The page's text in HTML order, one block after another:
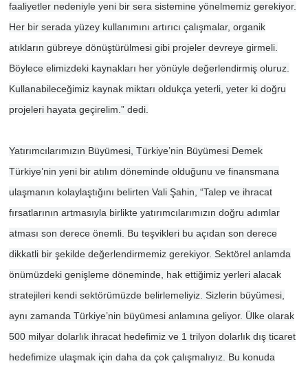
faaliyetler nedeniyle yeni bir sera sistemine yönelmemiz gerekiyor.
Her bir serada yüzey kullanımını artırıcı çalışmalar, organik
atıkların gübreye dönüştürülmesi gibi projeler devreye girmeli.
Böylece elimizdeki kaynakları her yönüyle değerlendirmiş oluruz.
Kullanabileceğimiz kaynak miktarı oldukça yeterli, yeter ki doğru
projeleri hayata geçirelim.” dedi.
Yatırımcılarımızın Büyümesi, Türkiye’nin Büyümesi Demek
Türkiye’nin yeni bir atılım döneminde olduğunu ve finansmana
ulaşmanın kolaylaştığını belirten Vali Şahin, “Talep ve ihracat
fırsatlarının artmasıyla birlikte yatırımcılarımızın doğru adımlar
atması son derece önemli. Bu teşvikleri bu açıdan son derece
dikkatli bir şekilde değerlendirmemiz gerekiyor. Sektörel anlamda
önümüzdeki genişleme döneminde, hak ettiğimiz yerleri alacak
stratejileri kendi sektörümüzde belirlemeliyiz. Sizlerin büyümesi,
aynı zamanda Türkiye’nin büyümesi anlamına geliyor. Ülke olarak
500 milyar dolarlık ihracat hedefimiz ve 1 trilyon dolarlık dış ticaret
hedefimize ulaşmak için daha da çok çalışmalıyız. Bu konuda